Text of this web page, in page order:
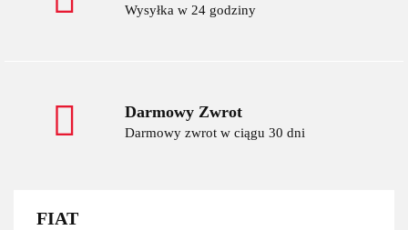
Wysyłka w 24 godziny
Darmowy Zwrot
Darmowy zwrot w ciągu 30 dni
FIAT